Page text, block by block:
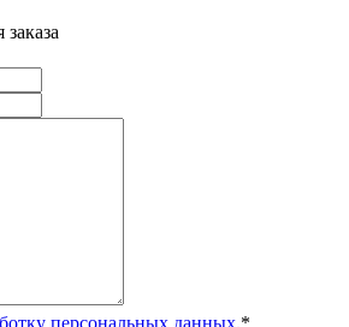
персональных данных.*